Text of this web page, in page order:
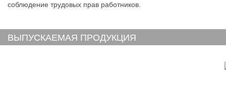
соблюдение трудовых прав работников.
ВЫПУСКАЕМАЯ ПРОДУКЦИЯ